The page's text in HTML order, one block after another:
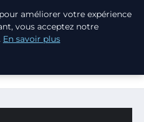
SERRÉ EN TANT
améliorer votre expérience
vous acceptez notre
En savoir plus